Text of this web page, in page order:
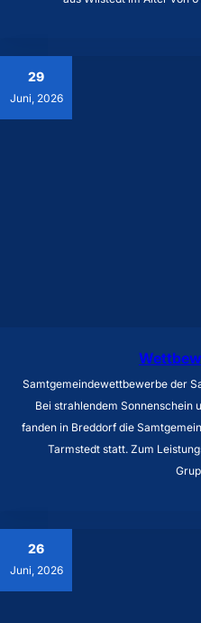
29
Juni, 2026
Samtgemeindewettbewerbe der
Bei strahlendem Sonnenschein
fanden in Breddorf die
Tarmstedt statt. Zum
26
Juni, 2026